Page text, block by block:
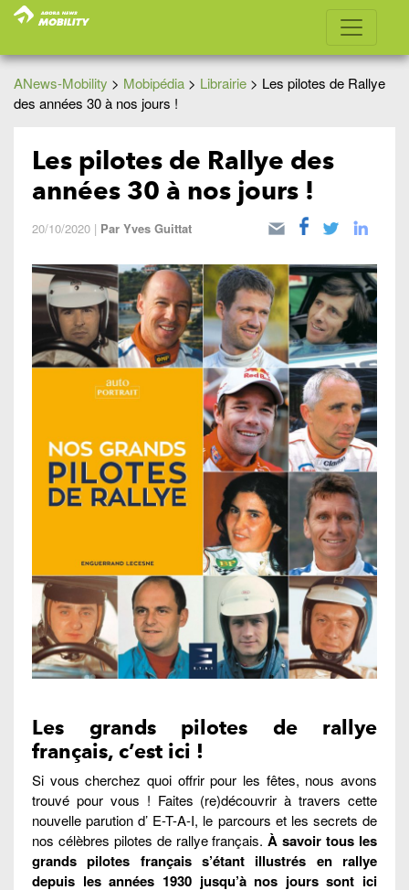
ANews-Mobility > Mobipédia > Librairie > Les pilotes de Rallye
des années 30 à nos jours !
Les pilotes de Rallye des
années 30 à nos jours !
20/10/2020 | Par Yves Guittat
Les grands pilotes de rallye
français, c’est ici !
Si vous cherchez quoi offrir pour les fêtes, nous avons
trouvé pour vous ! Faites (re)découvrir à travers cette
nouvelle parution d’ E-T-A-I, le parcours et les secrets de
nos célèbres pilotes de rallye français.À savoir tous les
grands pilotes français s’étant illustrés en rallye
depuis les années 1930 jusqu’à nos jours sont ici